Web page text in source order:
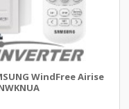
WindFree Airise